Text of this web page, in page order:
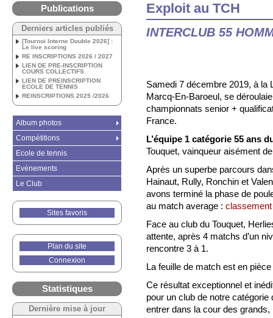
Exploit au TCH
INTERCLUB 55
Samedi 7 décembre 2019, à la
Marcq-En-Baroeul, se
championnats senior +
France.
L’équipe 1 catégorie 55 ans
Touquet, vainqueur aisément
Après un superbe parcours
Hainaut, Rully, Ronchin et
avons terminé la phase de
au match average :
Face au club du Touquet,
attente, après 4 matchs d’un
rencontre 3 à 1.
La feuille de match est en pièce
Ce résultat exceptionnel et
pour un club de notre
entrer dans la cour des grands,
Publications
Derniers articles publiés
[Tournoi Interne Double 2026] :
Le live scoring
RE INSCRIPTIONS 2026 / 2027
LIEN DE PRE-INSCRIPTION
COURS COLLECTIFS
LIEN DE PREINSCRIPTION
ECOLE DE TENNIS
REINSCRIPTIONS 2025 /2026
Album photos
Compétitions
Ecole de tennis
Evénements
Le Club
Sites favoris
Plan du site
Connexion
Statistiques
Dernière mise à jour